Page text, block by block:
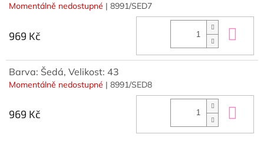
Momentálně nedostupné | 8991/SED7
969 Kč
Barva: Šedá, Velikost: 43
Momentálně nedostupné | 8991/SED8
969 Kč